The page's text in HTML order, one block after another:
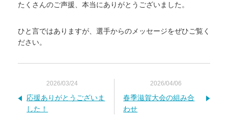
たくさんのご声援、本当にありがとうございました。
ひと言ではありますが、選手からのメッセージをぜひご覧く
ださい。
2026/03/24
応援ありがとうございま
した！
2026/04/06
春季滋賀大会の組み合
わせ